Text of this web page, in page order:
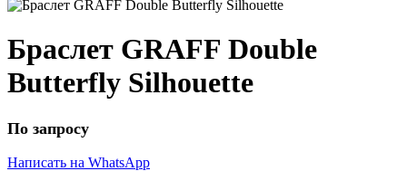
Браслет GRAFF Double
Butterfly Silhouette
По запросу
Написать на WhatsApp